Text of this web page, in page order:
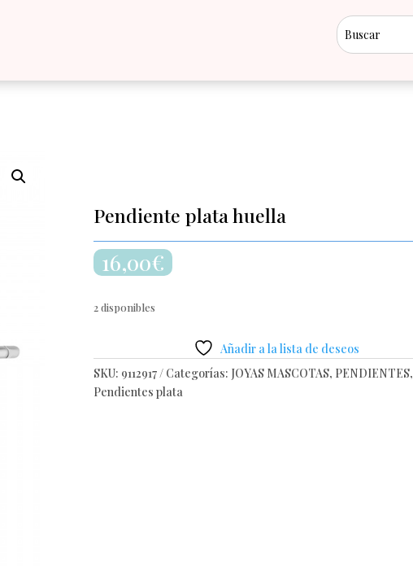
Pendiente plata huella
16,00€
2 disponibles
Añadir a la lista de deseos
SKU: 9112917 Categorías: JOYAS MASCOTAS, PENDIENTES,
Pendientes plata